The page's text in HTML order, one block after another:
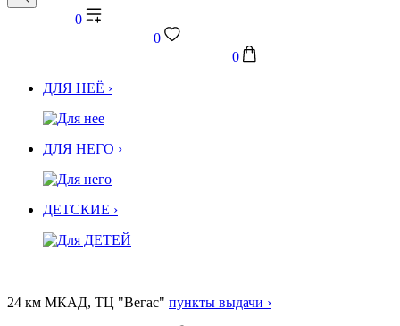
0
0
0
ДЛЯ НЕЁ ›
ДЛЯ НЕГО ›
ДЕТСКИЕ ›
24 км МКАД, ТЦ "Вегас" пункты выдачи ›